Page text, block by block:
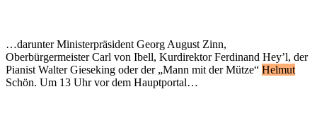
…darunter Ministerpräsident Georg August Zinn,
Oberbürgermeister Carl von Ibell, Kurdirektor Ferdinand Hey’l, der
Pianist Walter Gieseking oder der „Mann mit der Mütze“ Helmut
Schön. Um 13 Uhr vor dem Hauptportal…